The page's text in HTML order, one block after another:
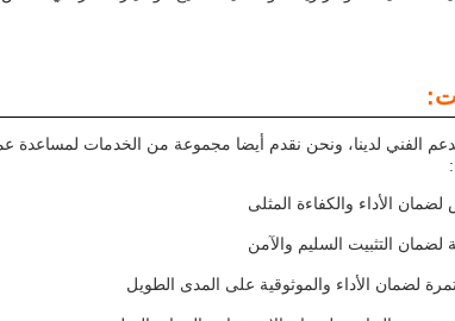
الأداء والكفاءة المثلى
لضمان التثبيت السليم والآمن
لضمان الأداء والموثوقية على المدى الطويل